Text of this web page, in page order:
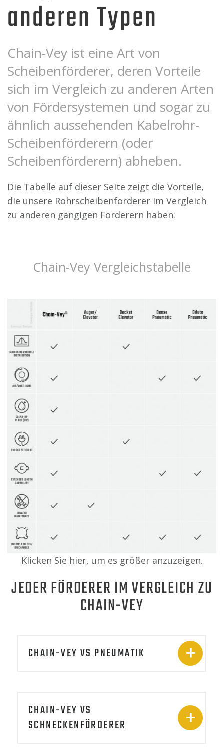
anderen Typen
Chain-Vey ist eine Art von
Scheibenförderer, deren Vorteile
sich im Vergleich zu anderen Arten
von Fördersystemen und sogar zu
ähnlich aussehenden Kabelrohr-
Scheibenförderern (oder
Scheibenförderern) abheben.
Die Tabelle auf dieser Seite zeigt die Vorteile,
die unsere Rohrscheibenförderer im Vergleich
zu anderen gängigen Förderern haben:
Chain-Vey Vergleichstabelle
Klicken Sie hier, um es größer anzuzeigen.
JEDER FÖRDERER IM VERGLEICH ZU
CHAIN-VEY
CHAIN-VEY VS PNEUMATIK
CHAIN-VEY VS
SCHNECKENFÖRDERER